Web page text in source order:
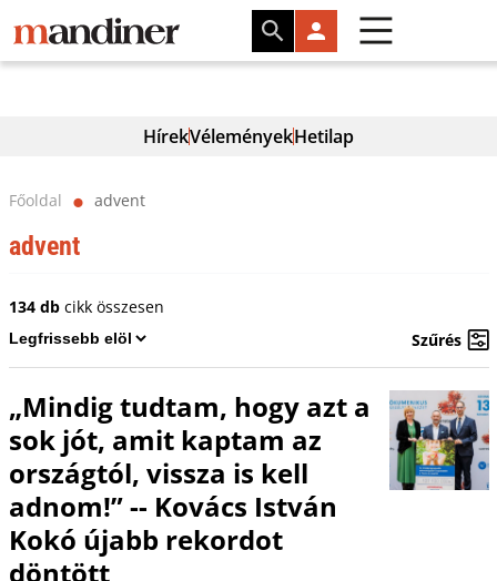
HírekVéleményekHetilap
Főoldal ⬤ advent
advent
134 dbcikk összesen
Szűrés
„Mindig tudtam, hogy azt a
sok jót, amit kaptam az
országtól, vissza is kell
adnom!” -- Kovács István
Kokó újabb rekordot
döntött